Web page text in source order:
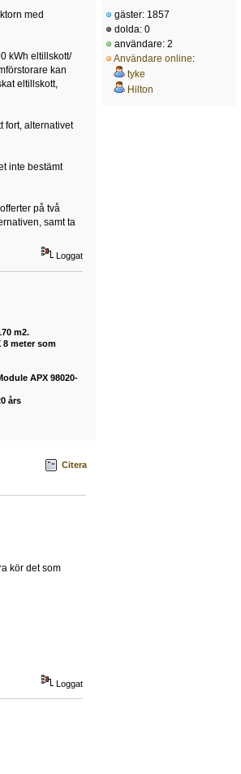
med
kWh eltillskott/
kan
eltillskott,
fort, alternativet
inte bestämt
på två
samt ta
Loggat
m2.
8 meter som
APX 98020-
års
Citera
kör det som
Loggat
gäster: 1857
dolda: 0
användare: 2
Användare online:
tyke
Hilton